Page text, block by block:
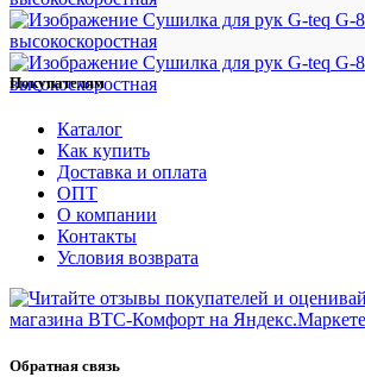
Покупателям
Каталог
Как купить
Доставка и оплата
ОПТ
О компании
Контакты
Условия возврата
Обратная связь